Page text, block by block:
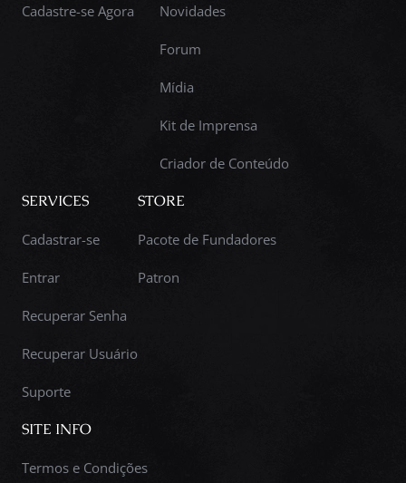
Cadastre-se Agora Novidades
Forum
Mídia
Kit de Imprensa
Criador de Conteúdo
SERVICES
Cadastrar-se
Entrar
Recuperar Senha
Recuperar Usuário
Suporte
STORE
Pacote de Fundadores
Patron
SITE INFO
Termos e Condições